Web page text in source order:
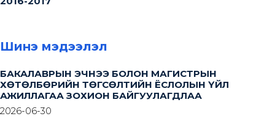
Шинэ мэдээлэл
БАКАЛАВРЫН ЭЧНЭЭ БОЛОН МАГИСТРЫН
ХӨТӨЛБӨРИЙН ТӨГСӨЛТИЙН ЁСЛОЛЫН ҮЙЛ
АЖИЛЛАГАА ЗОХИОН БАЙГУУЛАГДЛАА
2026-06-30